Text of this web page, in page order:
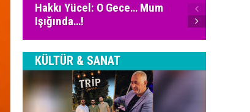
Hakkı Yücel: O Gece… Mum
Işığında…!
KÜLTÜR & SANAT